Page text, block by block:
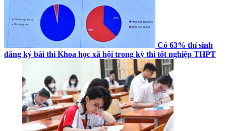
Có 63% thí sinh
đăng ký bài thi Khoa học xã hội trong kỳ thi tốt nghiệp THPT